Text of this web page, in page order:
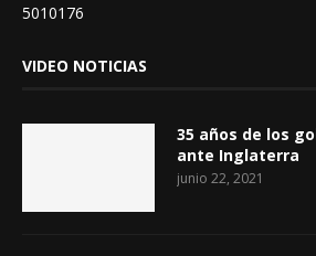
5010176
VIDEO NOTICIAS
35 años de los
ante Inglaterra
junio 22, 2021